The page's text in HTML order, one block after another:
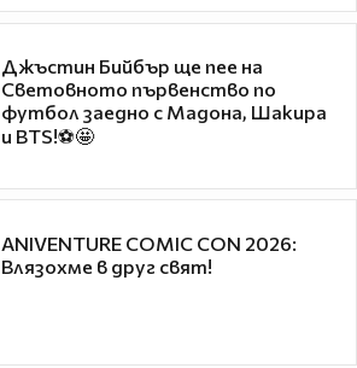
Джъстин Бийбър ще пее на
Световното първенство по
футбол заедно с Мадона, Шакира
и BTS!⚽🤩
ANIVENTURE COMIC CON 2026:
Влязохме в друг свят!